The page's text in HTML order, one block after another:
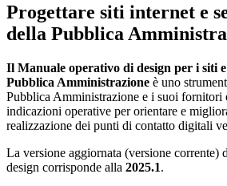
Progettare siti internet e
della Pubblica
Il Manuale operativo di design per i siti
Pubblica Amministrazione è uno
Pubblica Amministrazione e i suoi fornitori
indicazioni operative per orientare e
realizzazione dei punti di contatto digitali
La versione aggiornata (versione corrente)
design corrisponde alla 2025.1.